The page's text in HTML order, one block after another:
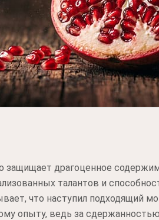
драгоценное
талантов и
что наступил подходящий
опыту, ведь за